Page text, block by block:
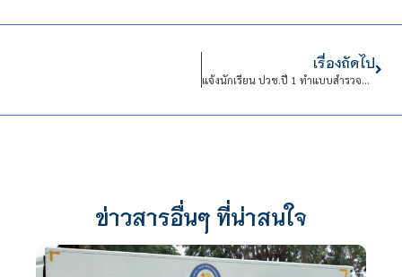
เรื่องถัดไป
แจ้งนักเรียน ปวช.ปี 1 ทำแบบสำรวจความพร้อมในการเรียน online ของภาคเรียนที่ 1/2563
ข่าวสารอื่นๆ ที่น่าสนใจ